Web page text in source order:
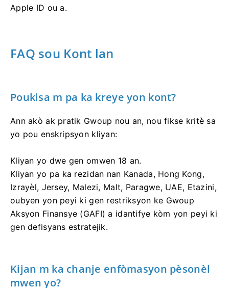
Apple ID ou a.
FAQ sou Kont lan
Poukisa m pa ka kreye yon kont?
Ann akò ak pratik Gwoup nou an, nou fikse kritè sa
yo pou enskripsyon kliyan:
Kliyan yo dwe gen omwen 18 an.
Kliyan yo pa ka rezidan nan Kanada, Hong Kong,
Izrayèl, Jersey, Malezi, Malt, Paragwe, UAE, Etazini,
oubyen yon peyi ki gen restriksyon ke Gwoup
Aksyon Finansye (GAFI) a idantifye kòm yon peyi ki
gen defisyans estratejik.
Kijan m ka chanje enfòmasyon pèsonèl
mwen yo?